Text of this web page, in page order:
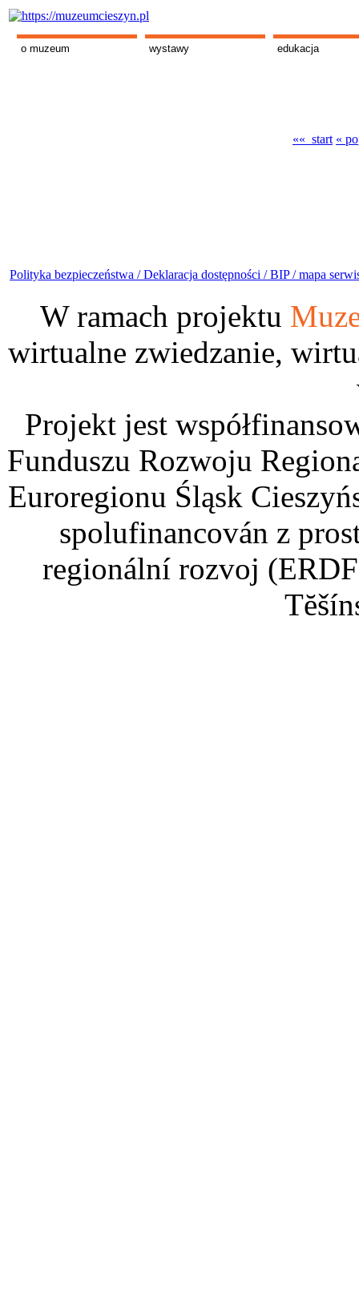
o muzeum wystawy edukacja
«« start «
Polityka bezpieczeństwa /Deklaracja dostępności /BIP /mapa
W ramach projektu
wirtualne zwiedzanie,
Projekt jest
Funduszu Rozwoju
Euroregionu Śląsk
spolufinancován z
regionální rozvoj